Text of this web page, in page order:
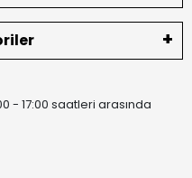
- 17:00 saatleri arasında